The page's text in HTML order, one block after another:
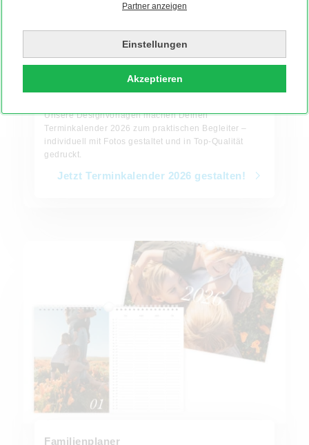
Partner anzeigen
Einstellungen
Akzeptieren
Unsere Designvorlagen machen Deinen
Terminkalender 2026 zum praktischen Begleiter –
individuell mit Fotos gestaltet und in Top-Qualität
gedruckt.
Jetzt Terminkalender 2026 gestalten!
Familienplaner
Jetzt Familienplaner 2026 gestalten!